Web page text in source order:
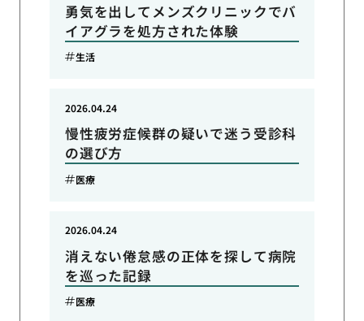
勇気を出してメンズクリニックでバ
イアグラを処方された体験
生活
慢性疲労症候群の疑いで迷う受診科
の選び方
2026.04.24
医療
消えない倦怠感の正体を探して病院
を巡った記録
2026.04.24
医療